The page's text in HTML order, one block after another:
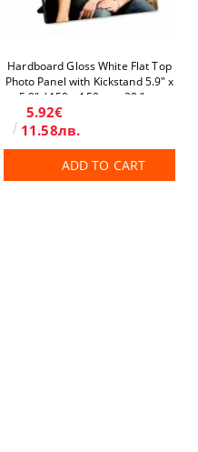
Hardboard Gloss White Flat Top
Photo Panel with Kickstand 5.9" x
5.9" / 150 x 150 mm 20/box
5.92€
11.58лв.
ADD TO CART